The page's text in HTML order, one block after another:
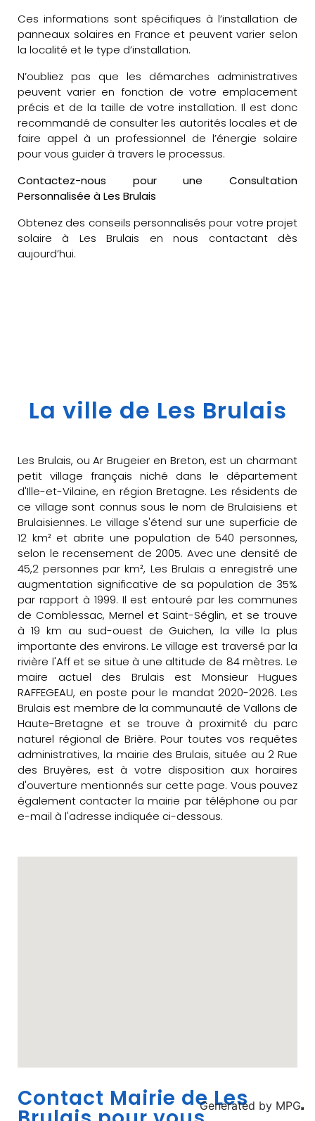
Ces informations sont spécifiques à l’installation de
panneaux solaires en France et peuvent varier selon
la localité et le type d’installation.
N’oubliez pas que les démarches administratives
peuvent varier en fonction de votre emplacement
précis et de la taille de votre installation. Il est donc
recommandé de consulter les autorités locales et de
faire appel à un professionnel de l’énergie solaire
pour vous guider à travers le processus.
Contactez-nous pour une Consultation
Personnalisée à Les Brulais
Obtenez des conseils personnalisés pour votre projet
solaire à Les Brulais en nous contactant dès
aujourd’hui.
La ville de Les Brulais
Les Brulais, ou Ar Brugeier en Breton, est un charmant
petit village français niché dans le département
d'Ille-et-Vilaine, en région Bretagne. Les résidents de
ce village sont connus sous le nom de Brulaisiens et
Brulaisiennes. Le village s'étend sur une superficie de
12 km² et abrite une population de 540 personnes,
selon le recensement de 2005. Avec une densité de
45,2 personnes par km², Les Brulais a enregistré une
augmentation significative de sa population de 35%
par rapport à 1999. Il est entouré par les communes
de Comblessac, Mernel et Saint-Séglin, et se trouve
à 19 km au sud-ouest de Guichen, la ville la plus
importante des environs. Le village est traversé par la
rivière l'Aff et se situe à une altitude de 84 mètres. Le
maire actuel des Brulais est Monsieur Hugues
RAFFEGEAU, en poste pour le mandat 2020-2026. Les
Brulais est membre de la communauté de Vallons de
Haute-Bretagne et se trouve à proximité du parc
naturel régional de Brière. Pour toutes vos requêtes
administratives, la mairie des Brulais, située au 2 Rue
des Bruyères, est à votre disposition aux horaires
d'ouverture mentionnés sur cette page. Vous pouvez
également contacter la mairie par téléphone ou par
e-mail à l'adresse indiquée ci-dessous.
Contact Mairie de Les
Generated by MPG